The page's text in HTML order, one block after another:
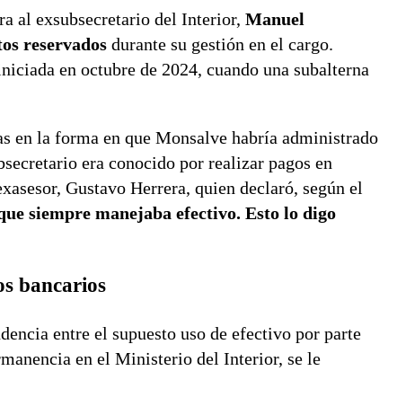
al exsubsecretario del Interior, Manuel
reservados durante su gestión en el cargo.
en octubre de 2024, cuando una subalterna
en la forma en que Monsalve habría administrado
era conocido por realizar pagos en
Gustavo Herrera, quien declaró, según el
siempre manejaba efectivo. Esto lo digo
bancarios
entre el supuesto uso de efectivo por parte
en el Ministerio del Interior, se le